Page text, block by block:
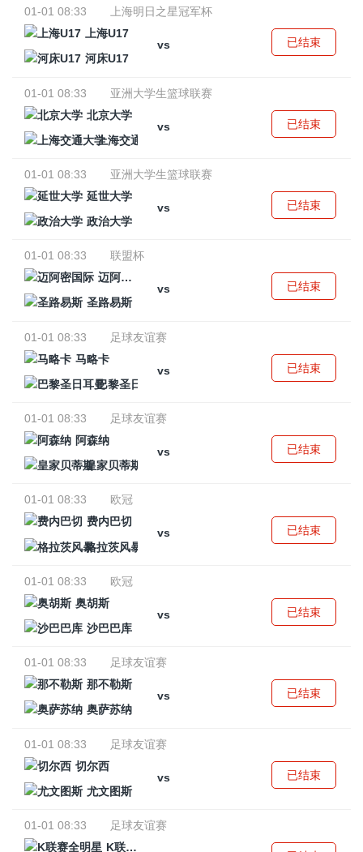
01-01 08:33
上海明日之星冠军杯
上海U17
vs
河床U17
已结束
01-01 08:33
亚洲大学生篮球联赛
北京大学
vs
上海交通大学
已结束
01-01 08:33
亚洲大学生篮球联赛
延世大学
vs
政治大学
已结束
01-01 08:33
联盟杯
迈阿密国际
vs
圣路易斯
已结束
01-01 08:33
足球友谊赛
马略卡
vs
巴黎圣日耳曼
已结束
01-01 08:33
足球友谊赛
阿森纳
vs
皇家贝蒂斯
已结束
01-01 08:33
欧冠
费内巴切
vs
格拉茨风暴
已结束
01-01 08:33
欧冠
奥胡斯
vs
沙巴巴库
已结束
01-01 08:33
足球友谊赛
那不勒斯
vs
奥萨苏纳
已结束
01-01 08:33
足球友谊赛
切尔西
vs
尤文图斯
已结束
01-01 08:33
足球友谊赛
K联赛全明星